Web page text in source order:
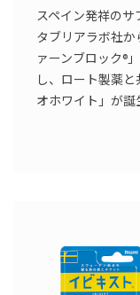
スペイン発祥の
タブリアラボ社
ァーンブロック®
し、ロート製薬
オホワイト」が誕